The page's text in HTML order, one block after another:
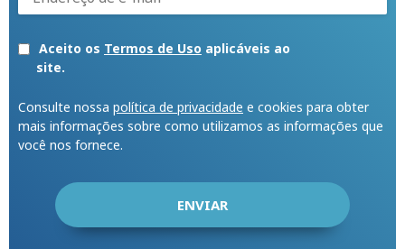
Aceito os Termos de Uso aplicáveis ao
site.
Consulte nossa política de privacidade e cookies para obter
mais informações sobre como utilizamos as informações que
você nos fornece.